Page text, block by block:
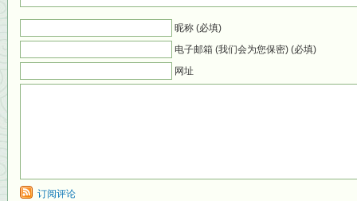
昵称 (必填)
电子邮箱 (我们会为您保密) (必填)
网址
订阅评论